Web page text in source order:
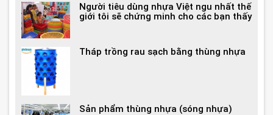
Người tiêu dùng nhựa Việt ngu nhất thế
giới tôi sẽ chứng minh cho các bạn thấy
Tháp trồng rau sạch bằng thùng nhựa
Sản phẩm thùng nhựa (sóng nhựa)